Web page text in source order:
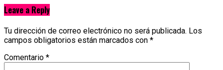
Leave a Reply
Tu dirección de correo electrónico no será publicada. Los
campos obligatorios están marcados con *
Comentario *